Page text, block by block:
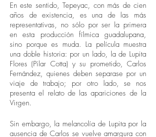
En este sentido, Tepeyac, con más de cien
años de existencia, es una de las más
representativas, no sólo por ser la primera
en esta producción fílmica guadalupana,
sino porque es muda. La película muestra
una doble historia: por un lado, la de Lupita
Flores (Pilar Cotta) y su prometido, Carlos
Fernández, quienes deben separase por un
viaje de trabajo; por otro lado, se nos
presenta el relato de las apariciones de la
Virgen.
Sin embargo, la melancolía de Lupita por la
ausencia de Carlos se vuelve amargura con